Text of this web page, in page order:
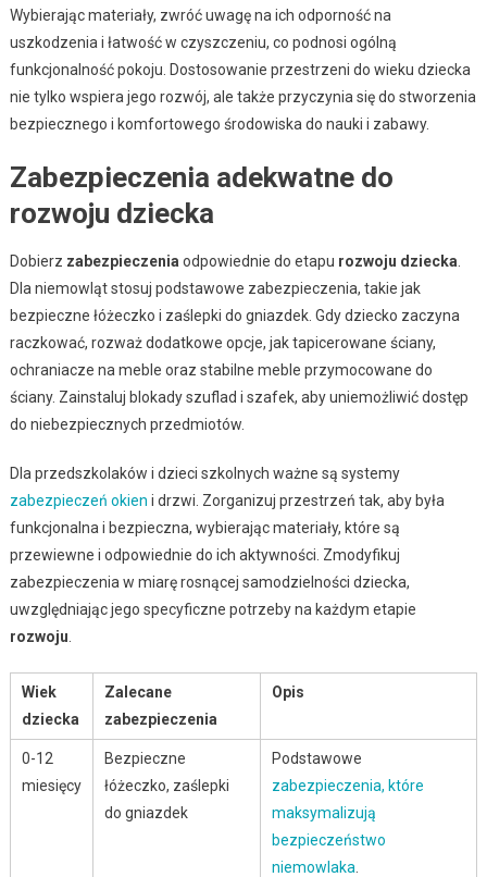
Wybierając materiały, zwróć uwagę na ich odporność na
uszkodzenia i łatwość w czyszczeniu, co podnosi ogólną
funkcjonalność pokoju. Dostosowanie przestrzeni do wieku dziecka
nie tylko wspiera jego rozwój, ale także przyczynia się do stworzenia
bezpiecznego i komfortowego środowiska do nauki i zabawy.
Zabezpieczenia adekwatne do
rozwoju dziecka
Dobierz zabezpieczenia odpowiednie do etapu rozwoju dziecka
Dla niemowląt stosuj podstawowe zabezpieczenia, takie jak
bezpieczne łóżeczko i zaślepki do gniazdek. Gdy dziecko zaczyna
raczkować, rozważ dodatkowe opcje, jak tapicerowane ściany,
ochraniacze na meble oraz stabilne meble przymocowane do
ściany. Zainstaluj blokady szuflad i szafek, aby uniemożliwić dostęp
do niebezpiecznych przedmiotów.
Dla przedszkolaków i dzieci szkolnych ważne są systemy
zabezpieczeń okien i drzwi. Zorganizuj przestrzeń tak, aby była
funkcjonalna i bezpieczna, wybierając materiały, które są
przewiewne i odpowiednie do ich aktywności. Zmodyfikuj
zabezpieczenia w miarę rosnącej samodzielności dziecka,
uwzględniając jego specyficzne potrzeby na każdym etapie
rozwoju
Wiek
dziecka
Zalecane
zabezpieczenia
Opis
0-12
miesięcy
Bezpieczne
łóżeczko, zaślepki
do gniazdek
Podstawowe
zabezpieczenia, które
maksymalizują
bezpieczeństwo
niemowlaka